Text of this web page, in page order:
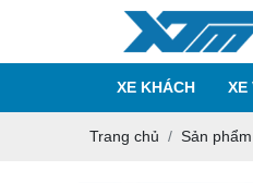
XE KHÁCH XE
Trang chủ Sản phẩm